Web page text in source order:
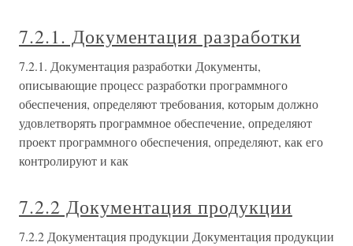
7.2.1. Документация разработки
7.2.1. Документация разработки Документы,
описывающие процесс разработки программного
обеспечения, определяют требования, которым должно
удовлетворять программное обеспечение, определяют
проект программного обеспечения, определяют, как его
контролируют и как
7.2.2 Документация продукции
7.2.2 Документация продукции Документация продукции